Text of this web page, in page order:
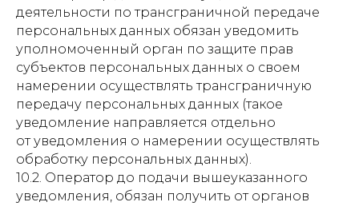
деятельности по трансграничной передаче
персональных данных обязан уведомить
уполномоченный орган по защите прав
субъектов персональных данных о своем
намерении осуществлять трансграничную
передачу персональных данных (такое
уведомление направляется отдельно
от уведомления о намерении осуществлять
обработку персональных данных).
10.2. Оператор до подачи вышеуказанного
уведомления, обязан получить от органов